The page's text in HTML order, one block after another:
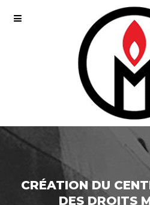
CRÉATION DU
DES DROITS